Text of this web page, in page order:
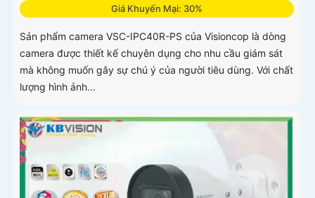
Giá Khuyến Mại: 30%
Sản phẩm camera VSC-IPC40R-PS của Visioncop là dòng
camera được thiết kế chuyên dụng cho nhu cầu giám sát
mà không muốn gây sự chú ý của người tiêu dùng. Với chất
lượng hình ảnh...